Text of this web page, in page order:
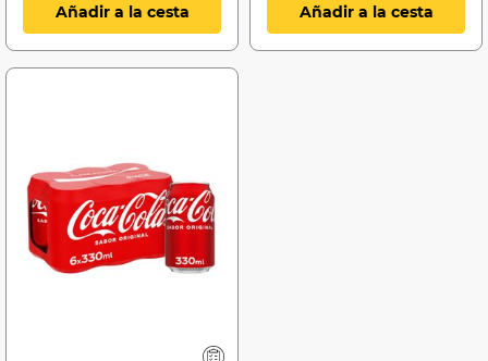
Añadir a la cesta Añadir a la cesta